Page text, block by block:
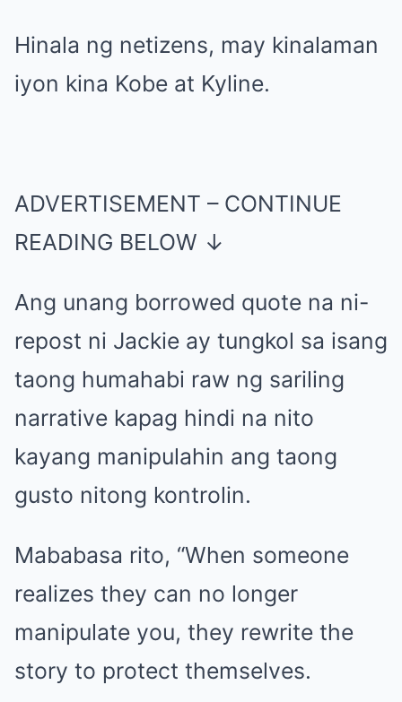
Hinala ng netizens, may kinalaman
iyon kina Kobe at Kyline.
ADVERTISEMENT – CONTINUE
READING BELOW ↓
Ang unang borrowed quote na ni-
repost ni Jackie ay tungkol sa isang
taong humahabi raw ng sariling
narrative kapag hindi na nito
kayang manipulahin ang taong
gusto nitong kontrolin.
Mababasa rito, “When someone
realizes they can no longer
manipulate you, they rewrite the
story to protect themselves.